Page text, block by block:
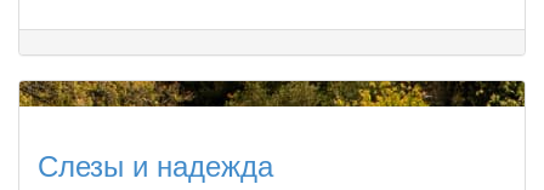
Слезы и надежда